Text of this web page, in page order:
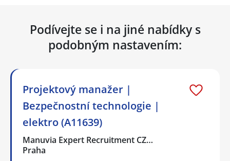
Podívejte se i na jiné nabídky s
podobným nastavením:
Projektový manažer |
Bezpečnostní technologie |
elektro (A11639)
Manuvia Expert Recruitment CZ…
Praha